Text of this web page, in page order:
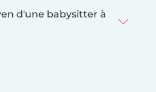
d'une babysitter à